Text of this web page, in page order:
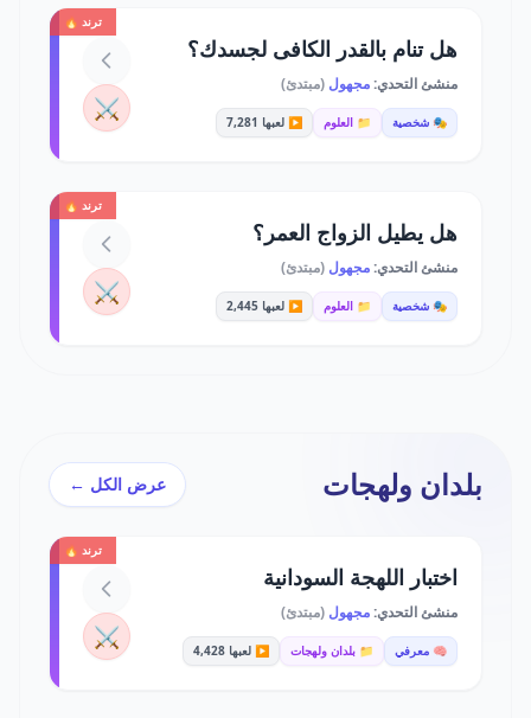
ترند 🔥
هل تنام بالقدر الكافى لجسدك؟
منشئ التحدي:مجهول (مبتدئ)
🎭 شخصية 📁 العلوم ▶️ لعبها 7,281 ⚔️
ترند 🔥
هل يطيل الزواج العمر؟
منشئ التحدي:مجهول (مبتدئ)
🎭 شخصية 📁 العلوم ▶️ لعبها 2,445 ⚔️
بلدان ولهجات عرض الكل ←
ترند 🔥
اختبار اللهجة السودانية
منشئ التحدي:مجهول (مبتدئ)
🧠 معرفي 📁 بلدان ولهجات ▶️ لعبها 4,428 ⚔️